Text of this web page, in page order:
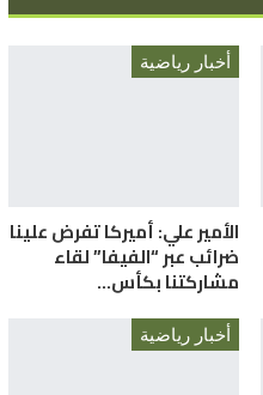
أخبار رياضية
الأمير علي: أميركا تفرض علينا
ضرائب عبر “الفيفا” لقاء
مشاركتنا بكأس…
أخبار رياضية